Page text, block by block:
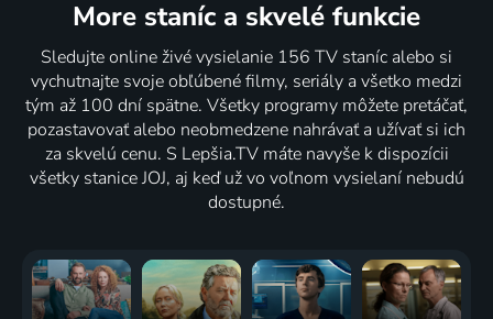
More staníc a skvelé funkcie
Sledujte online živé vysielanie 156 TV staníc alebo si
vychutnajte svoje obľúbené filmy, seriály a všetko medzi
tým až 100 dní spätne. Všetky programy môžete pretáčať,
pozastavovať alebo neobmedzene nahrávať a užívať si ich
za skvelú cenu. S Lepšia.TV máte navyše k dispozícii
všetky stanice JOJ, aj keď už vo voľnom vysielaní nebudú
dostupné.